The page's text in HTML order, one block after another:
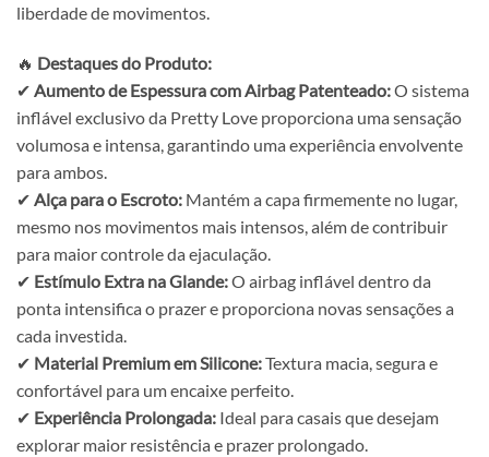
liberdade de movimentos.
🔥 Destaques do Produto:
✔ Aumento de Espessura com Airbag Patenteado:O sistema
inflável exclusivo da Pretty Love proporciona uma sensação
volumosa e intensa, garantindo uma experiência envolvente
para ambos.
✔ Alça para o Escroto: Mantém a capa firmemente no lugar,
mesmo nos movimentos mais intensos, além de contribuir
para maior controle da ejaculação.
✔ Estímulo Extra na Glande:O airbag inflável dentro da
ponta intensifica o prazer e proporciona novas sensações a
cada investida.
✔ Material Premium em Silicone:Textura macia, segura e
confortável para um encaixe perfeito.
✔ Experiência Prolongada: Ideal para casais que desejam
explorar maior resistência e prazer prolongado.